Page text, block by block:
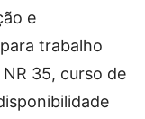
e
trabalho
35, curso de